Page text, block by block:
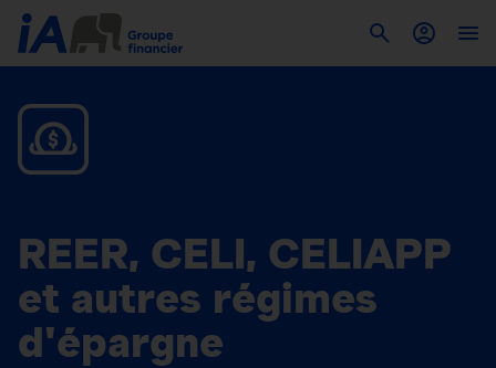
REER, CELI, CELIAPP
et autres régimes
d'épargne